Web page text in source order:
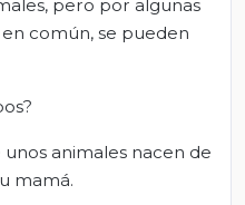
pero por algunas
común, se pueden
animales nacen de
mamá.